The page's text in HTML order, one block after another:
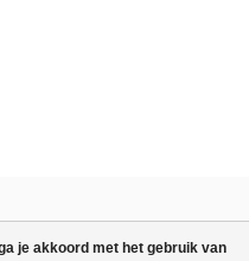
je akkoord met het gebruik van